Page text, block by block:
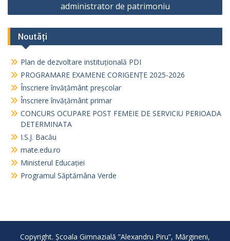
administrator de patrimoniu
Noutăți
Plan de dezvoltare instituțională PDI
PROGRAMARE EXAMENE CORIGENȚE 2025-2026
Înscriere învățământ preșcolar
Înscriere învățământ primar
CONCURS OCUPARE POST FEMEIE DE SERVICIU PERIOADA
DETERMINATA
I.S.J. Bacău
mate.edu.ro
Ministerul Educației
Programul Săptămâna Verde
Copyright. Școala Gimnazială ”Alexandru Piru”, Mărgineni,